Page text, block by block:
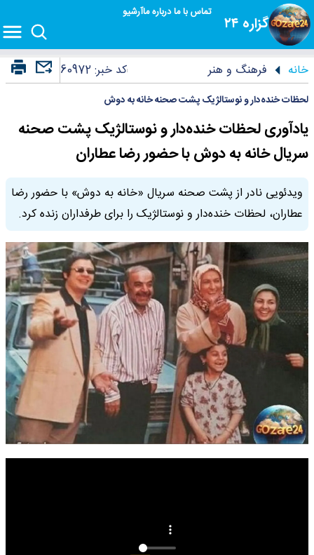
گزاره ۲۴
تماس با مادرباره ماآرشیو
خانه فرهنگ و هنر کد خبر:60972
لحظات خنده‌دار و نوستالژیک پشت صحنه خانه به دوش
یادآوری لحظات خنده‌دار و نوستالژیک پشت صحنه
سریال خانه به دوش با حضور رضا عطاران
ویدئویی نادر از پشت صحنه سریال «خانه به دوش» با حضور رضا
عطاران، لحظات خنده‌دار و نوستالژیک را برای طرفداران زنده کرد.